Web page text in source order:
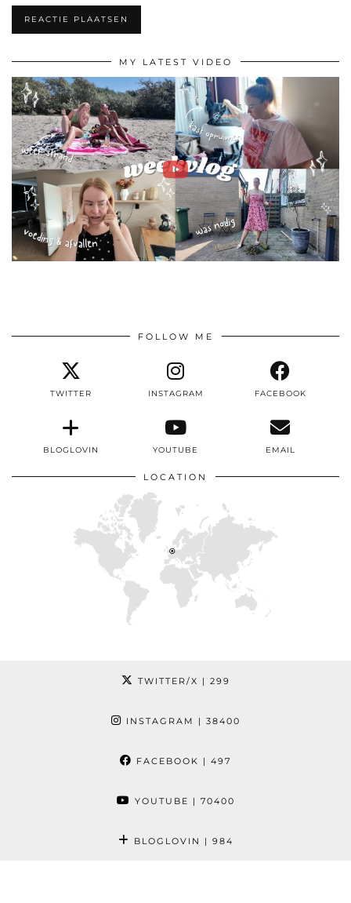
MY LATEST VIDEO
FOLLOW ME
TWITTER INSTAGRAM FACEBOOK
BLOGLOVIN YOUTUBE EMAIL
LOCATION
TWITTER/X | 299
INSTAGRAM | 38400
FACEBOOK | 497
YOUTUBE | 70400
BLOGLOVIN | 984